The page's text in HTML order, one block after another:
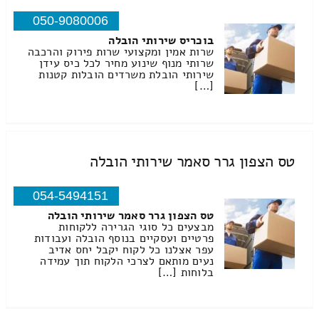
050-9080006
בוכריס שירותי הובלה
שרות אמין ומקצועי שרות פירוק והרכבה
שרותי מנוף שינוע מחיר לכל כיס עידן
שירותי הובלת משרדים הובלות קטנות
[…]
טס הצפון גרר סאמר שירותי הובלה
054-5494151
טס הצפון גרר סאמר שירותי הובלה
מבצעים כל סוגי הגרירה ללקוחות
פרטיים ועסקיים בנוסף הובלה ועבודות
עפר אצלנו כל לקוח יקבל יחס אדיב
נעים מותאם לצרכי הלקוח תוך עמידה
בלוחות […]